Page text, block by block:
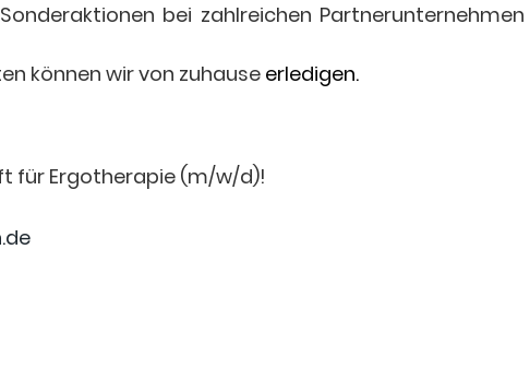
bei zahlreichen
können wir von zuhause erledigen.
für Ergotherapie (m/w/d)!